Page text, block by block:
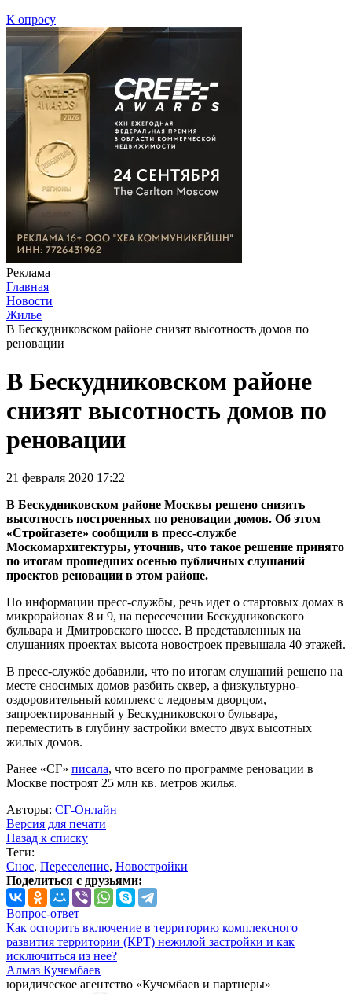
К опросу
Реклама
Главная
Новости
Жилье
В Бескудниковском районе снизят высотность домов по
реновации
В Бескудниковском районе
снизят высотность домов по
реновации
21 февраля 2020 17:22
В Бескудниковском районе Москвы решено снизить
высотность построенных по реновации домов. Об этом
«Стройгазете» сообщили в пресс-службе
Москомархитектуры, уточнив, что такое решение принято
по итогам прошедших осенью публичных слушаний
проектов реновации в этом районе.
По информации пресс-службы, речь идет о стартовых домах в
микрорайонах 8 и 9, на пересечении Бескудниковского
бульвара и Дмитровского шоссе. В представленных на
слушаниях проектах высота новостроек превышала 40 этажей.
В пресс-службе добавили, что по итогам слушаний решено на
месте сносимых домов разбить сквер, а физкультурно-
оздоровительный комплекс с ледовым дворцом,
запроектированный у Бескудниковского бульвара,
переместить в глубину застройки вместо двух высотных
жилых домов.
Ранее «СГ» писала, что всего по программе реновации в
Москве построят 25 млн кв. метров жилья.
Авторы: СГ-Онлайн
Версия для печати
Назад к списку
Теги:
Снос, Переселение, Новостройки
Поделиться с друзьями:
Вопрос-ответ
Как оспорить включение в территорию комплексного
развития территории (КРТ) нежилой застройки и как
исключиться из нее?
Алмаз Кучембаев
юридическое агентство «Кучембаев и партнеры»